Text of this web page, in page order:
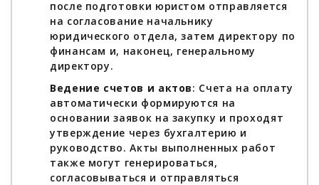
после подготовки юристом отправляется
на согласование начальнику
юридического отдела, затем директору по
финансам и, наконец, генеральному
директору.
Ведение счетов и актов: Счета на оплату
автоматически формируются на
основании заявок на закупку и проходят
утверждение через бухгалтерию и
руководство. Акты выполненных работ
также могут генерироваться,
согласовываться и отправляться